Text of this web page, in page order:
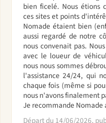
bien ficelé. Nous étions
ces sites et points
Nomade étaient bien
aussi regardé de notre
nous convenait pas.
avec le loueur de
nous nous sommes
l'assistance 24/24, qui
chaque fois (même si
nous n'avons finalement
Je recommande Nomade
Départ du 14/06/2026,